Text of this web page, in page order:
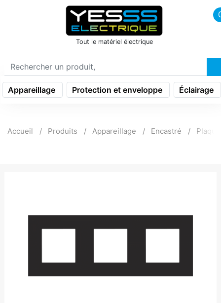
icon menu burger
Tout le matériel électrique
Appareillage Protection et enveloppe Éclairage
Accueil Produits Appareillage Encastré Plaque